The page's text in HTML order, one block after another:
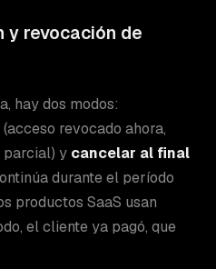
y revocación de
hay dos modos:
(acceso revocado ahora,
parcial) y cancelar al final
durante el período
productos SaaS usan
el cliente ya pagó, que